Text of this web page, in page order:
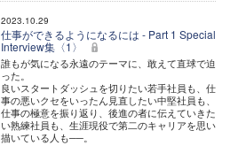
2023.10.29
仕事ができるようになるには - Part 1 Special
Interview集〈1〉
誰もが気になる永遠のテーマに、敢えて直球で迫
った。
良いスタートダッシュを切りたい若手社員も、仕
事の悪いクセをいったん見直したい中堅社員も、
仕事の極意を振り返り、後進の者に伝えていきた
い熟練社員も、生涯現役で第二のキャリアを思い
描いている人も──。